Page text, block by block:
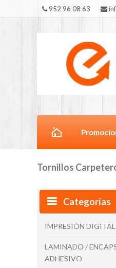
952 96 08 63
Tornillos
Categorías
IMPRESIÓN DIGITAL
LAMINADO /
ADHESIVO